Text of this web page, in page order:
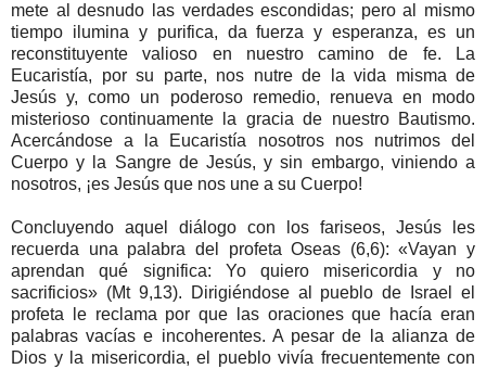
mete al desnudo las verdades escondidas; pero al mismo
tiempo ilumina y purifica, da fuerza y esperanza, es un
reconstituyente valioso en nuestro camino de fe. La
Eucaristía, por su parte, nos nutre de la vida misma de
Jesús y, como un poderoso remedio, renueva en modo
misterioso continuamente la gracia de nuestro Bautismo.
Acercándose a la Eucaristía nosotros nos nutrimos del
Cuerpo y la Sangre de Jesús, y sin embargo, viniendo a
nosotros, ¡es Jesús que nos une a su Cuerpo!
Concluyendo aquel diálogo con los fariseos, Jesús les
recuerda una palabra del profeta Oseas (6,6): «Vayan y
aprendan qué significa: Yo quiero misericordia y no
sacrificios» (Mt 9,13). Dirigiéndose al pueblo de Israel el
profeta le reclama por que las oraciones que hacía eran
palabras vacías e incoherentes. A pesar de la alianza de
Dios y la misericordia, el pueblo vivía frecuentemente con